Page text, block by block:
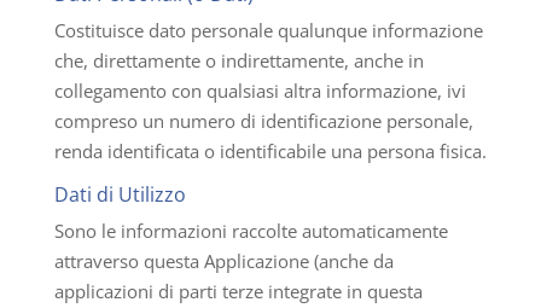
Costituisce dato personale qualunque informazione
che, direttamente o indirettamente, anche in
collegamento con qualsiasi altra informazione, ivi
compreso un numero di identificazione personale,
renda identificata o identificabile una persona fisica.
Dati di Utilizzo
Sono le informazioni raccolte automaticamente
attraverso questa Applicazione (anche da
applicazioni di parti terze integrate in questa